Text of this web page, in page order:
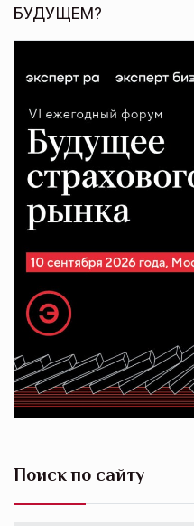
БУДУЩЕМ?
Поиск по сайту